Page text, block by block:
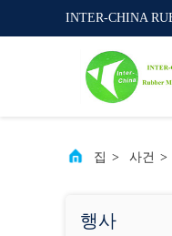
INTER-CHINA
집 > 사건 >
행사